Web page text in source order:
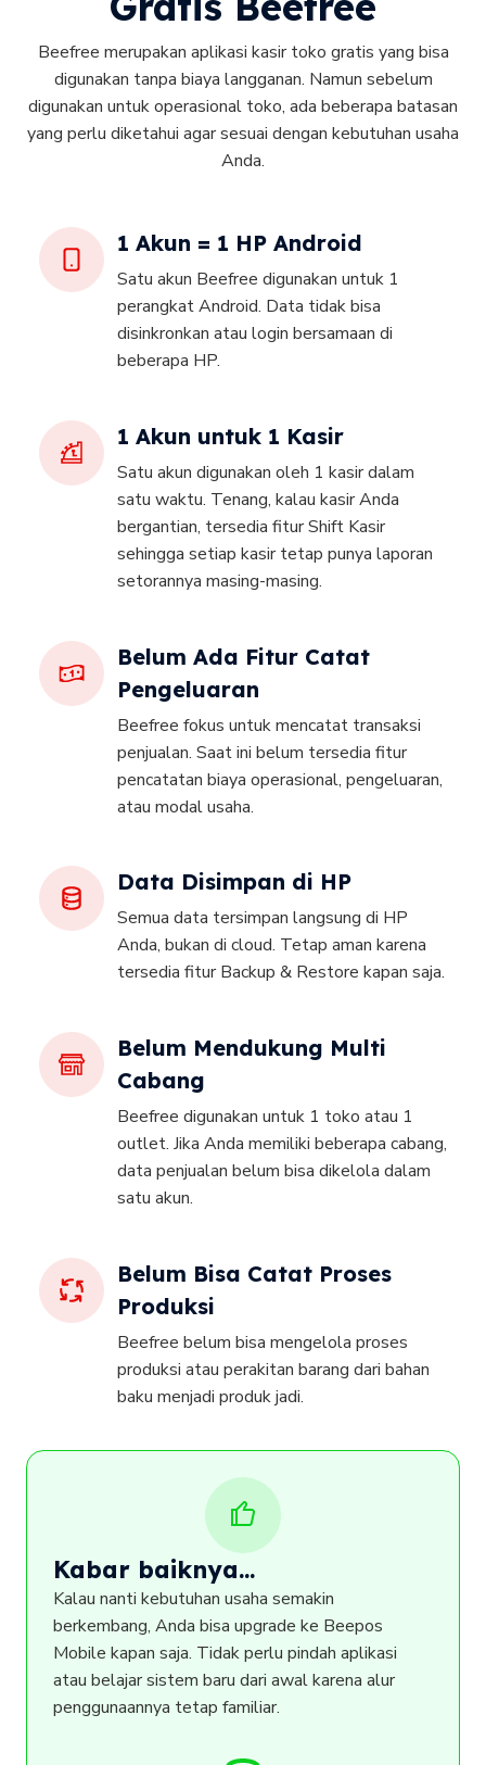
Beefree merupakan aplikasi kasir toko gratis yang bisa
digunakan tanpa biaya langganan. Namun sebelum
digunakan untuk operasional toko, ada beberapa batasan
yang perlu diketahui agar sesuai dengan kebutuhan usaha
Anda.
1 Akun = 1 HP Android
Satu akun Beefree digunakan untuk 1
perangkat Android. Data tidak bisa
disinkronkan atau login bersamaan di
beberapa HP.
1 Akun untuk 1 Kasir
Satu akun digunakan oleh 1 kasir dalam
satu waktu. Tenang, kalau kasir Anda
bergantian, tersedia fitur Shift Kasir
sehingga setiap kasir tetap punya laporan
setorannya masing-masing.
Belum Ada Fitur Catat
Pengeluaran
Beefree fokus untuk mencatat transaksi
penjualan. Saat ini belum tersedia fitur
pencatatan biaya operasional, pengeluaran,
atau modal usaha.
Data Disimpan di HP
Semua data tersimpan langsung di HP
Anda, bukan di cloud. Tetap aman karena
tersedia fitur Backup & Restore kapan saja.
Belum Mendukung Multi
Cabang
Beefree digunakan untuk 1 toko atau 1
outlet. Jika Anda memiliki beberapa cabang,
data penjualan belum bisa dikelola dalam
satu akun.
Belum Bisa Catat Proses
Produksi
Beefree belum bisa mengelola proses
produksi atau perakitan barang dari bahan
baku menjadi produk jadi.
Kabar baiknya...
Kalau nanti kebutuhan usaha semakin
berkembang, Anda bisa upgrade ke Beepos
Mobile kapan saja. Tidak perlu pindah aplikasi
atau belajar sistem baru dari awal karena alur
penggunaannya tetap familiar.